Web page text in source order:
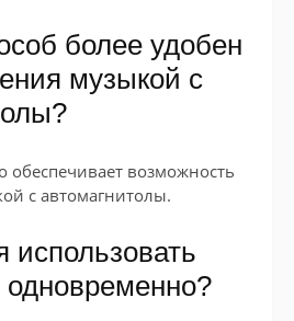
более удобен
музыкой с
обеспечивает возможность
с автомагнитолы.
использовать